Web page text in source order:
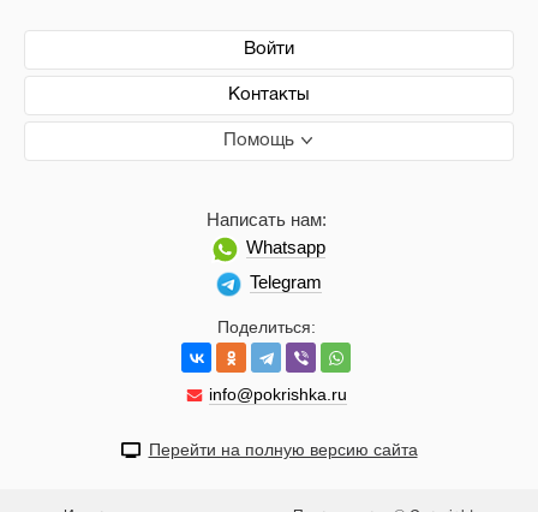
Войти
Контакты
Помощь
Поделиться:
info@pokrishka.ru
Написать нам:
Whatsapp
Telegram
Перейти на полную версию сайта